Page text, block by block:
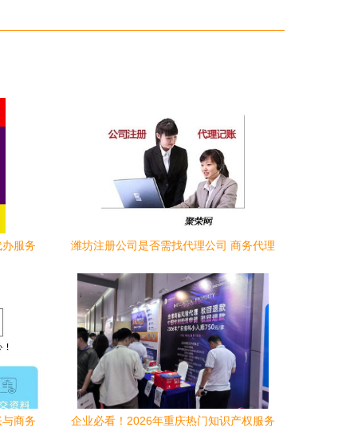
服务
潍坊注册公司是否需找代理公司 商务代理
商务
企业必看！2026年重庆热门知识产权服务